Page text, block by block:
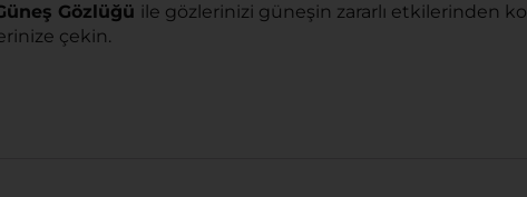
Gözlüğü ile gözlerinizi güneşin zararlı etkilerinden
çekin.